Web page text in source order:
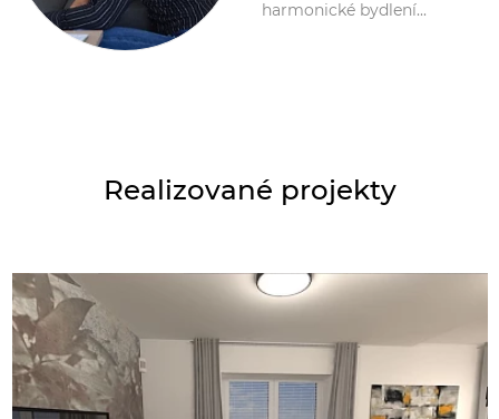
harmonické bydlení...
Realizované projekty